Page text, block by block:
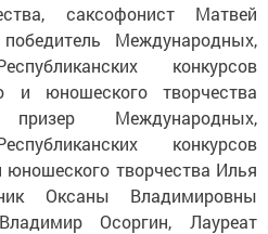
саксофонист Матвей
Международных,
конкурсов
и юношеского творчества
Международных,
конкурсов
юношеского творчества Илья
Оксаны Владимировны
Осоргин, Лауреат